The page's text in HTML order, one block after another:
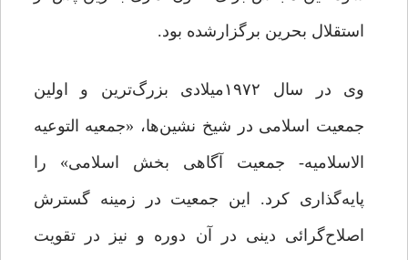
استقلال بحرین برگزارشده بود.
وی در سال ۱۹۷۲میلادی بزرگ‌ترین و اولین
جمعیت اسلامی در شیخ نشین‌ها، «جمعیه التوعیه
الاسلامیه- جمعیت آگاهی بخش اسلامی» را
پایه‌گذاری کرد. این جمعیت در زمینه گسترش
اصلاح‌گرائی دینی در آن دوره و نیز در تقویت